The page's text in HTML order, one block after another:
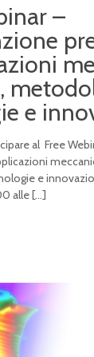
–
e
al Free
e
alle[…]